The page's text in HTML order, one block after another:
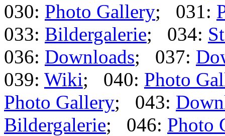
030: Photo Gallery; 031:
033: Bildergalerie; 034:
036: Downloads; 037:
039: Wiki; 040: Photo
Photo Gallery; 043:
Bildergalerie; 046: Photo